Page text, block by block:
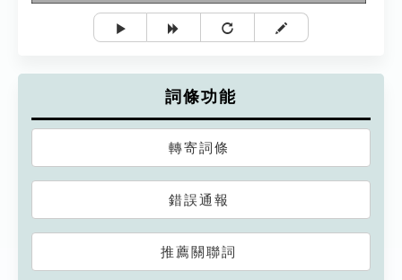
詞條功能
轉寄詞條
錯誤通報
推薦關聯詞